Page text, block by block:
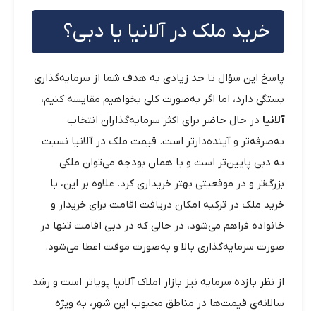
خرید ملک در آلانیا یا دبی؟
پاسخ این سؤال تا حد زیادی به هدف شما از سرمایه‌گذاری
بستگی دارد، اما اگر به‌صورت کلی بخواهیم مقایسه کنیم،
آلانیا در حال حاضر برای اکثر سرمایه‌گذاران انتخاب
به‌صرفه‌تر و آینده‌دارتر است. قیمت ملک در آلانیا نسبت
به دبی پایین‌تر است و با همان بودجه می‌توان ملکی
بزرگ‌تر و در موقعیتی بهتر خریداری کرد. علاوه بر این، با
خرید ملک در ترکیه امکان دریافت اقامت برای خریدار و
خانواده فراهم می‌شود، در حالی که در دبی اقامت تنها در
صورت سرمایه‌گذاری بالا و به‌صورت موقت اعطا می‌شود.
از نظر بازده سرمایه نیز بازار املاک آلانیا پویاتر است و رشد
سالانه‌ی قیمت‌ها در مناطق محبوب این شهر، به ویژه